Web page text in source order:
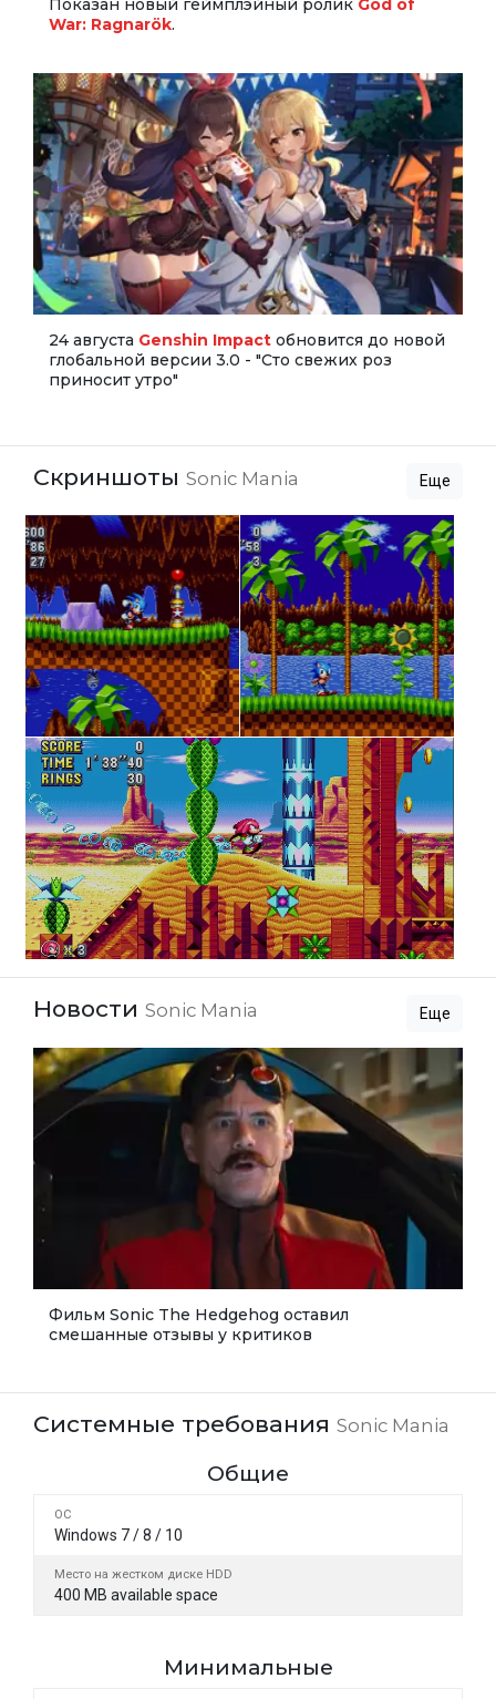
Показан новый геймплэйный ролик God of
War: Ragnarök.
24 августа Genshin Impact обновится до новой
глобальной версии 3.0 - "Сто свежих роз
приносит утро"
Скриншоты Sonic Mania Еще
Новости Sonic Mania Еще
Фильм Sonic The Hedgehog оставил
смешанные отзывы у критиков
Системные требования Sonic Mania
Общие
ОС
Windows 7 / 8 / 10
Место на жестком диске HDD
400 MB available space
Минимальные